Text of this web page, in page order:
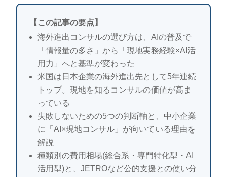
【この記事の要点】
海外進出コンサルの選び方は、AIの普及で
「情報量の多さ」から「現地実務経験×AI活
用力」へと基準が変わった
米国は日本企業の海外進出先として5年連続
トップ。現地を知るコンサルの価値が高ま
っている
失敗しないための5つの判断軸と、中小企業
に「AI×現地コンサル」が向いている理由を
解説
種類別の費用相場(総合系・専門特化型・AI
活用型)と、JETROなど公的支援との使い分